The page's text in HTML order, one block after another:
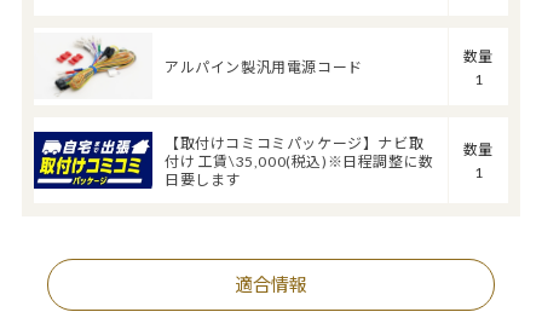
アルパイン製汎用電源コード
数量
1
【取付けコミコミパッケージ】ナビ取
付け 工賃\35,000(税込)※日程調整に数
日要します
数量
1
適合情報